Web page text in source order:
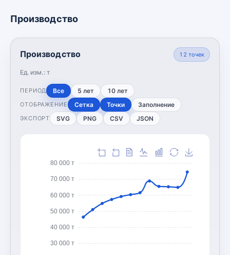
Производство
Производство
Ед. изм.: т
12 точек
ПЕРИОД Все 5 лет 10 лет
ОТОБРАЖЕНИЕ Сетка Точки Заполнение
ЭКСПОРТ SVG PNG CSV JSON
30 000 т
40 000 т
50 000 т
60 000 т
70 000 т
80 000 т